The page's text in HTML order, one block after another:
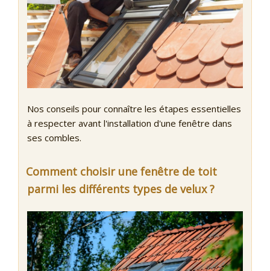
Nos conseils pour connaître les étapes essentielles
à respecter avant l'installation d'une fenêtre dans
ses combles.
Comment choisir une fenêtre de toit
parmi les différents types de velux ?